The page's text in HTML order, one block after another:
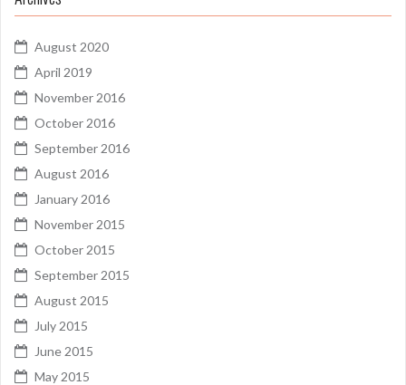
August 2020
April 2019
November 2016
October 2016
September 2016
August 2016
January 2016
November 2015
October 2015
September 2015
August 2015
July 2015
June 2015
May 2015